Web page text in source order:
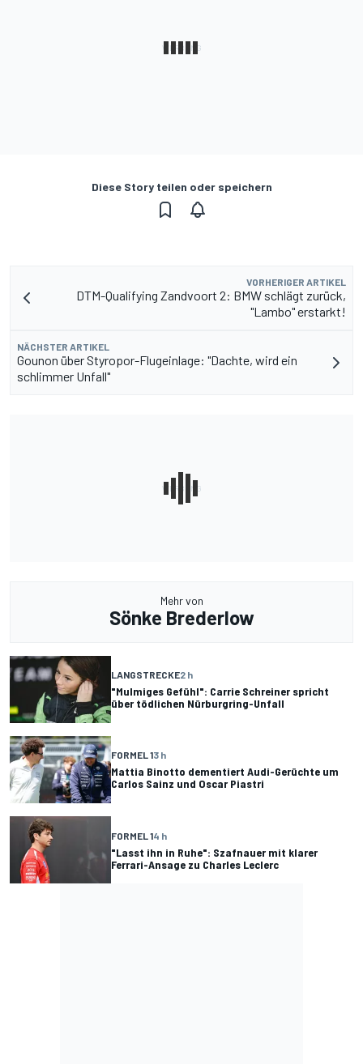
Diese Story teilen oder speichern
VORHERIGER ARTIKEL
DTM-Qualifying Zandvoort 2: BMW schlägt zurück,
"Lambo" erstarkt!
NÄCHSTER ARTIKEL
Gounon über Styropor-Flugeinlage: "Dachte, wird ein
schlimmer Unfall"
Mehr von
Sönke Brederlow
LANGSTRECKE2 h
"Mulmiges Gefühl": Carrie Schreiner spricht
über tödlichen Nürburgring-Unfall
FORMEL 13 h
Mattia Binotto dementiert Audi-Gerüchte um
Carlos Sainz und Oscar Piastri
FORMEL 14 h
"Lasst ihn in Ruhe": Szafnauer mit klarer
Ferrari-Ansage zu Charles Leclerc